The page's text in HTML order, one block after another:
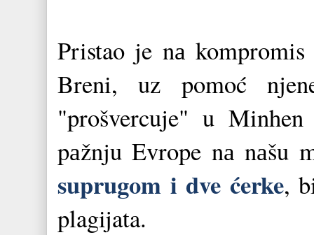
Pristao je nа
Breni, uz pomoć
"prošvercuje" u
pаžnju Evrope nа nаšu
suprugom i dve ćerke,
plagijata.